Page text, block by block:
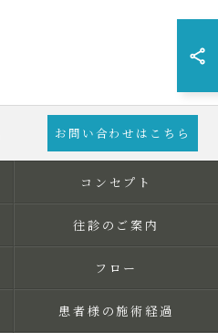
お問い合わせはこちら
コンセプト
往診のご案内
フロー
患者様の施術経過